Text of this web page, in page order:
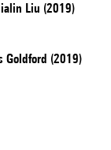
Liu (2019)
Goldford (2019)